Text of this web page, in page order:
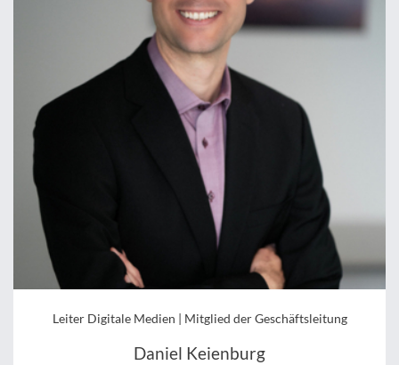
Leiter Digitale Medien | Mitglied der Geschäftsleitung
Daniel Keienburg